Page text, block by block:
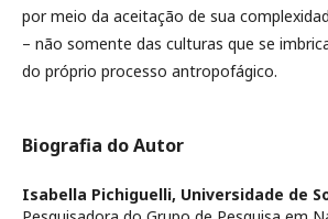
por meio da aceitação de sua
– não somente das culturas que se
do próprio processo antropofágico.
Biografia do Autor
Isabella Pichiguelli, Universidade de